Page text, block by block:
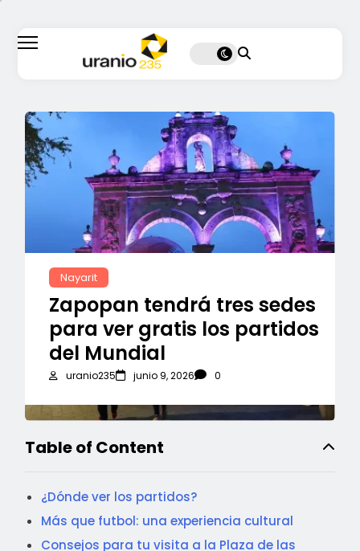
Nayarit
Zapopan tendrá tres sedes
para ver gratis los partidos
del Mundial
uranio235 junio 9, 2026 0
Table of Content
¿Dónde ver los partidos?
Más que futbol: una experiencia cultural
Consejos para tu visita a la Plaza de las